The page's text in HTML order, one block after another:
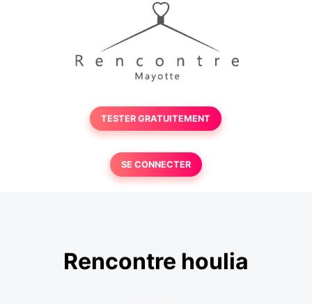
TESTER GRATUITEMENT
SE CONNECTER
Rencontre houlia